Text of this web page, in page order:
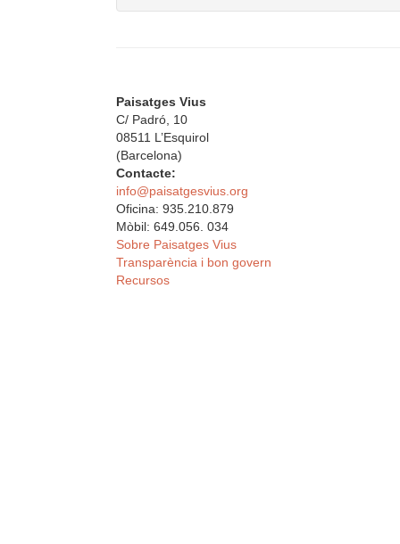
Paisatges Vius
C/ Padró, 10
08511 L’Esquirol
(Barcelona)
Contacte:
info@paisatgesvius.org
Oficina: 935.210.879
Mòbil: 649.056. 034
Sobre Paisatges Vius
Transparència i bon govern
Recursos